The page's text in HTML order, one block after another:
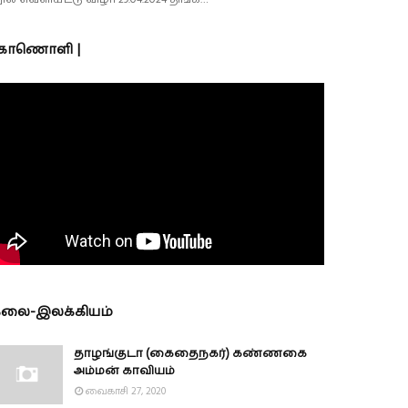
|
இலக்கியம்
தாழங்குடா (கைதைநகர்) கண்ணகை
அம்மன் காவியம்
வைகாசி 27, 2020